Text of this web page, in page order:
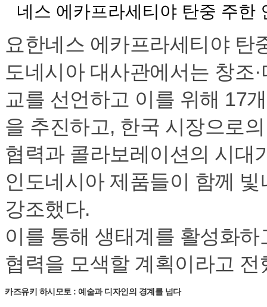
네스 에카프라세티야 탄중 주한
요한네스 에카프라세티야 탄
도네시아 대사관에서는 창조
교를 선언하고 이를 위해 17
을 추진하고, 한국 시장으로
협력과 콜라보레이션의 시대
인도네시아 제품들이 함께
강조했다.
이를 통해 생태계를 활성화
협력을 모색할 계획이라고 전
카즈유키 하시모토 : 예술과 디자인의 경계를 넘다